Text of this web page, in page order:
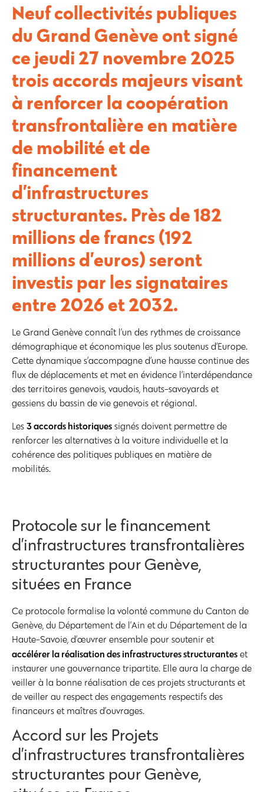
Neuf collectivités publiques
du Grand Genève ont signé
ce jeudi 27 novembre 2025
trois accords majeurs visant
à renforcer la coopération
transfrontalière en matière
de mobilité et de
financement
d’infrastructures
structurantes. Près de 182
millions de francs (192
millions d’euros) seront
investis par les signataires
entre 2026 et 2032.
Le Grand Genève connaît l’un des rythmes de croissance
démographique et économique les plus soutenus d’Europe.
Cette dynamique s’accompagne d’une hausse continue des
flux de déplacements et met en évidence l’interdépendance
des territoires genevois, vaudois, hauts-savoyards et
gessiens du bassin de vie genevois et régional.
Les 3 accords historiques signés doivent permettre de
renforcer les alternatives à la voiture individuelle et la
cohérence des politiques publiques en matière de
mobilités.
Protocole sur le financement
d’infrastructures transfrontalières
structurantes pour Genève,
situées en France
Ce protocole formalise la volonté commune du Canton de
Genève, du Département de l’Ain et du Département de la
Haute-Savoie, d’œuvrer ensemble pour soutenir et
accélérer la réalisation des infrastructures structurantes et
instaurer une gouvernance tripartite. Elle aura la charge de
veiller à la bonne réalisation de ces projets structurants et
de veiller au respect des engagements respectifs des
financeurs et maîtres d’ouvrages.
Accord sur les Projets
d’infrastructures transfrontalières
structurantes pour Genève,